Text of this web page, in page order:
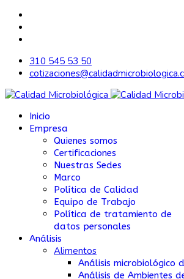
310 545 53 50
Inicio
Empresa
Quienes somos
Certificaciones
Nuestras Sedes
Marco
Política de Calidad
Equipo de Trabajo
Política de tratamiento de
datos personales
Análisis
Alimentos
Análisis microbiológico
Análisis de Ambientes